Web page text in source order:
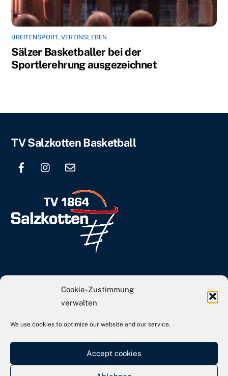
Cookie-Zustimmung
verwalten
We use cookies to optimize our website and our service.
Accept cookies
BREITENSPORT, VEREINSLEBEN
Sälzer Basketballer bei der
Sportlerehrung ausgezeichnet
Back
TV Salzkotten Basketball
info[at]tvs-basketball.de
Webseite TVS Gesamtverein
Kontakt